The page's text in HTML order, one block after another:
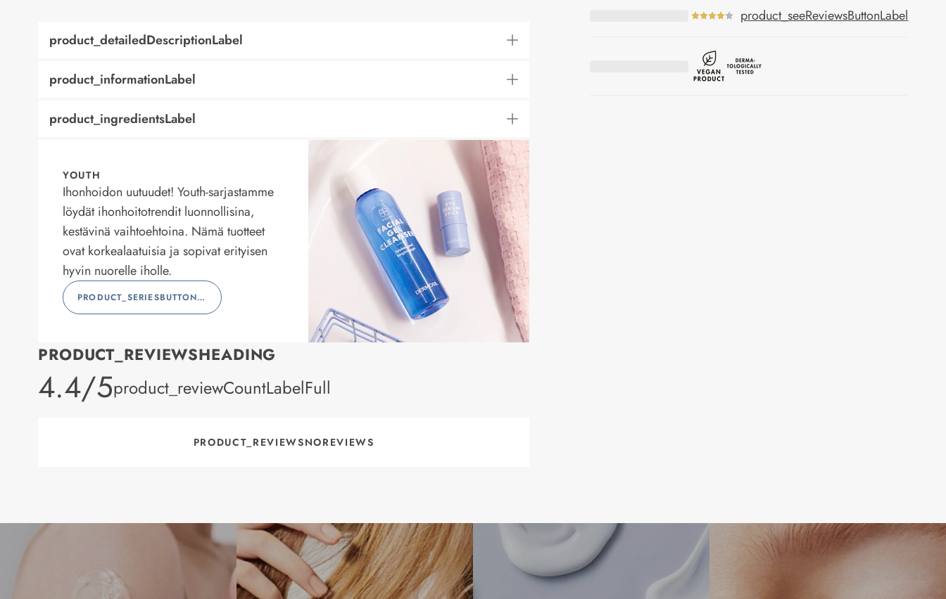
product_seeReviewsButtonLabel
product_detailedDescriptionLabel
product_informationLabel
product_ingredientsLabel
YOUTH
Ihonhoidon uutuudet! Youth-sarjastamme
löydät ihonhoitotrendit luonnollisina,
kestävinä vaihtoehtoina. Nämä tuotteet
ovat korkealaatuisia ja sopivat erityisen
hyvin nuorelle iholle.
PRODUCT_SERIESBUTTONLABEL
PRODUCT_REVIEWSHEADING
product_rating
4.4/5product_reviewCountLabelFull
PRODUCT_REVIEWSNOREVIEWS